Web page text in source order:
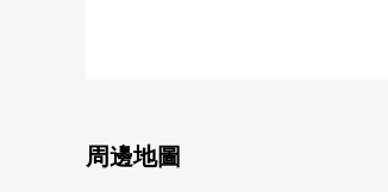
[在討論移動的顧客]
周邊地圖